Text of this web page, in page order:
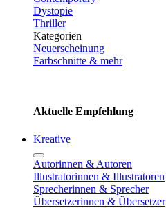
Dystopie
Thriller
Kategorien
Neuerscheinung
Farbschnitte & mehr
Aktuelle Empfehlung
Kreative
Autorinnen & Autoren
Illustratorinnen & Illustratoren
Sprecherinnen & Sprecher
Übersetzerinnen & Übersetzer